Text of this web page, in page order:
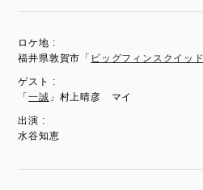
ロケ地 :
福井県敦賀市「 ビッグフィンスクイッド
ゲスト :
「一誠 」村上晴彦 マイ
出演 :
水谷知恵